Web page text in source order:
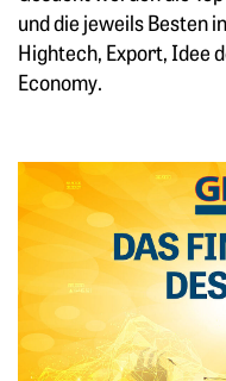
und die jeweils Besten
Hightech, Export, Idee
Economy.
Mehr zu: GEWINN-